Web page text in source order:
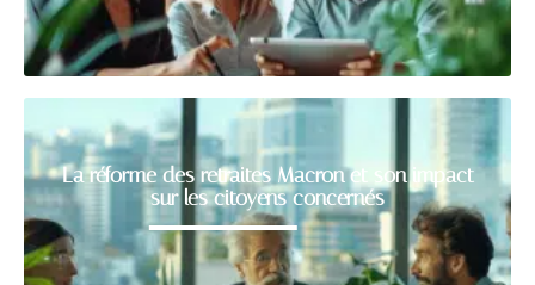
La réforme des retraites Macron et son impact
sur les citoyens concernés